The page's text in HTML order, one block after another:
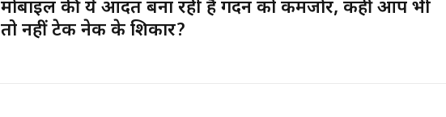
मोबाइल की ये आदत बना रही है गर्दन को कमजोर, कहीं आप भी
तो नहीं टेक नेक के शिकार?